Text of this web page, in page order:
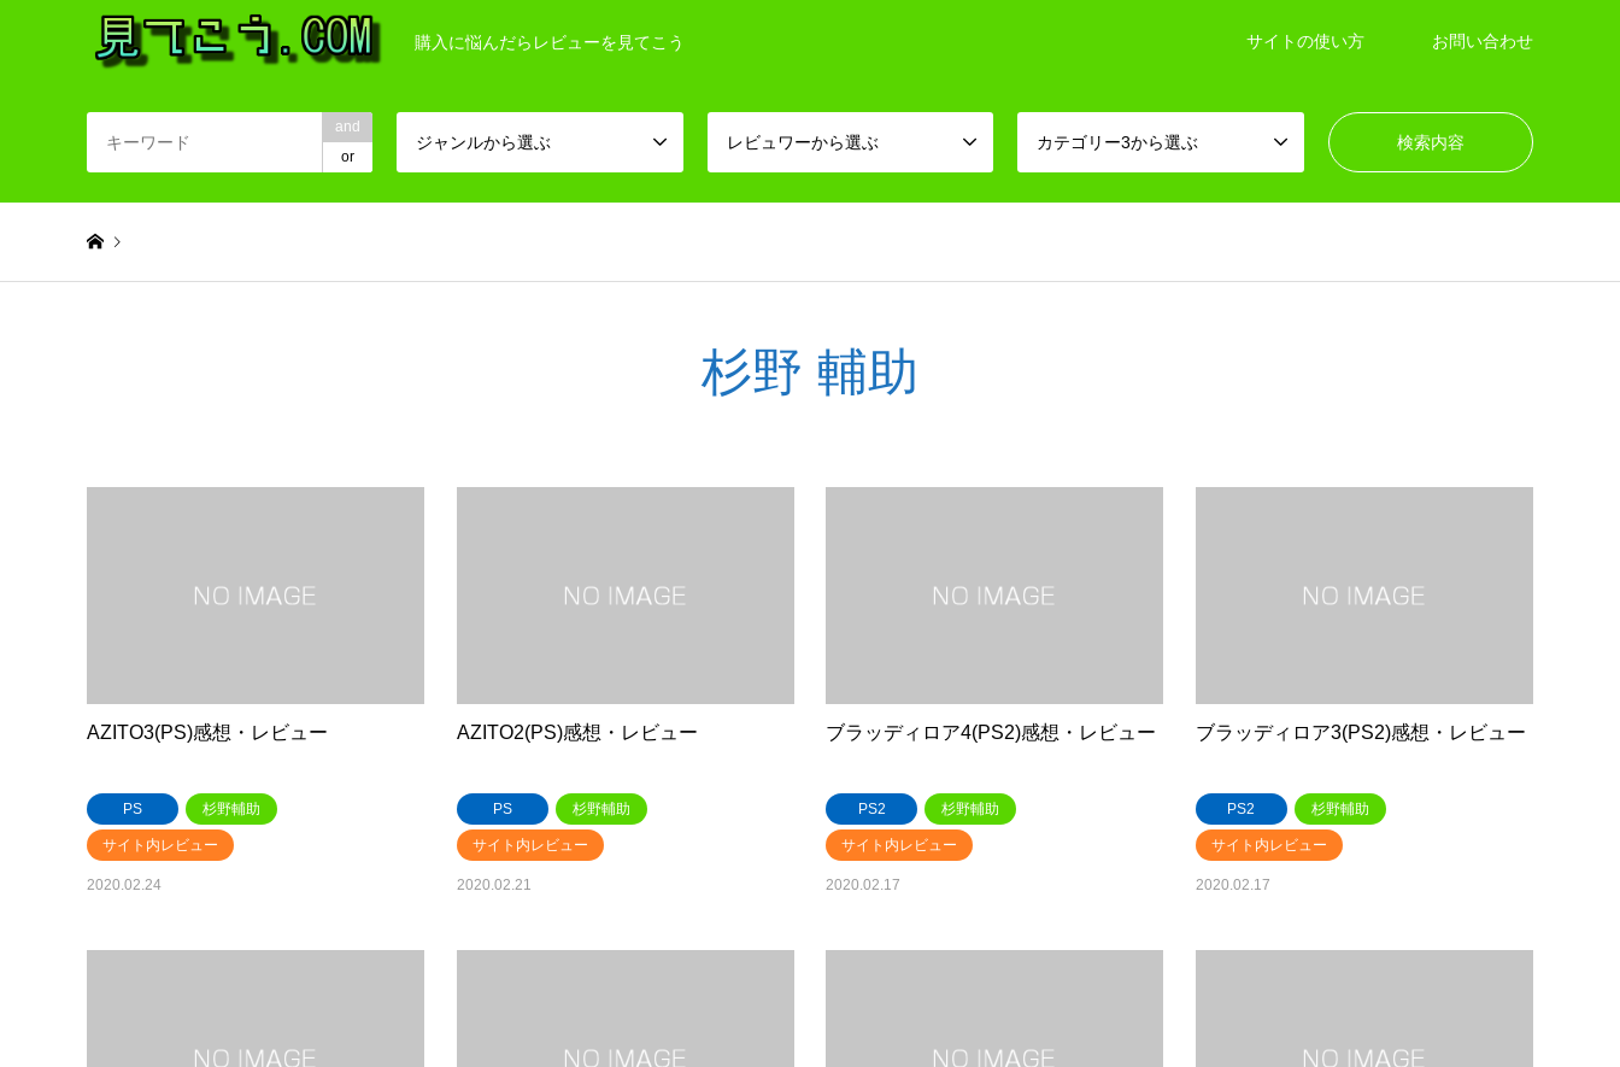
購入に悩んだらレビューを見てこう サイトの使い方 お問い合わせ
and
or
ジャンルから選ぶ レビュワーから選ぶ カテゴリー3から選ぶ
杉野 輔助
AZITO3(PS)感想・レビュー
PS 杉野輔助
サイト内レビュー
2020.02.24
AZITO2(PS)感想・レビュー
PS 杉野輔助
サイト内レビュー
2020.02.21
ブラッディロア4(PS2)感想・レビュー
PS2 杉野輔助
サイト内レビュー
2020.02.17
ブラッディロア3(PS2)感想・レビュー
PS2 杉野輔助
サイト内レビュー
2020.02.17